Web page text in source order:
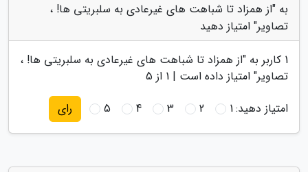
به "از همزاد تا شباهت های غیرعادی به سلبریتی ها! ،
تصاویر" امتیاز دهید
1 کاربر به "از همزاد تا شباهت های غیرعادی به سلبریتی ها! ،
تصاویر" امتیاز داده است | 1 از 5
امتیاز دهید:1
2
3
4
5 رای